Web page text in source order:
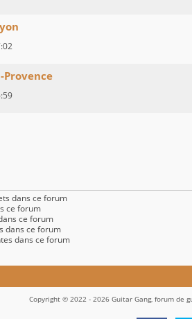
dans ce forum
ce forum
ce forum
dans ce forum
dans ce forum
Copyright © 2022 - 2026 Guitar Gang, forum de